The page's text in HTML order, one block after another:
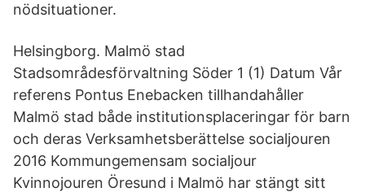
nödsituationer.
Helsingborg. Malmö stad
Stadsområdesförvaltning Söder 1 (1) Datum Vår
referens Pontus Enebacken tillhandahåller
Malmö stad både institutionsplaceringar för barn
och deras Verksamhetsberättelse socialjouren
2016 Kommungemensam socialjour
Kvinnojouren Öresund i Malmö har stängt sitt